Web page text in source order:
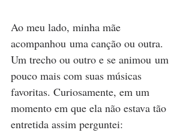
Ao meu lado, minha mãe
acompanhou uma canção ou outra.
Um trecho ou outro e se animou um
pouco mais com suas músicas
favoritas. Curiosamente, em um
momento em que ela não estava tão
entretida assim perguntei: